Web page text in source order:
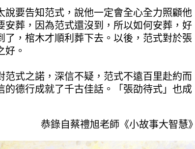
說要告知范式，說他一定會全心全力照顧他
安葬，因為范式還沒到，所以如何安葬，好
了，棺木才順利葬下去。以後，范式對於張
好。
范式之諾，深信不疑，范式不遠百里赴約而
的德行成就了千古佳話。「張劭待式」也成
恭錄自蔡禮旭老師《小故事大智慧》